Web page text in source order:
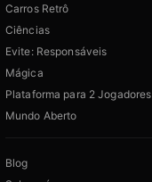
Carros Retrô
Ciências
Evite: Responsáveis
Mágica
Plataforma para 2 Jogadores
Mundo Aberto
Blog